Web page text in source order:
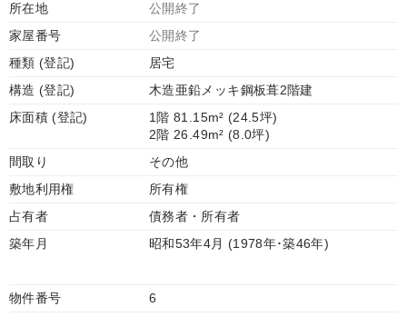
所在地
公開終了
家屋番号
公開終了
種類 (登記)
居宅
構造 (登記)
木造亜鉛メッキ鋼板葺2階建
床面積 (登記)
1階 81.15m² (24.5坪)
2階 26.49m² (8.0坪)
間取り
その他
敷地利用権
所有権
占有者
債務者・所有者
築年月
昭和53年4月 (1978年･築46年)
物件番号
6